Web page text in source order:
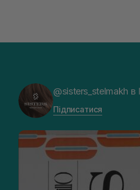
@sisters_stelmakh в
Підписатися